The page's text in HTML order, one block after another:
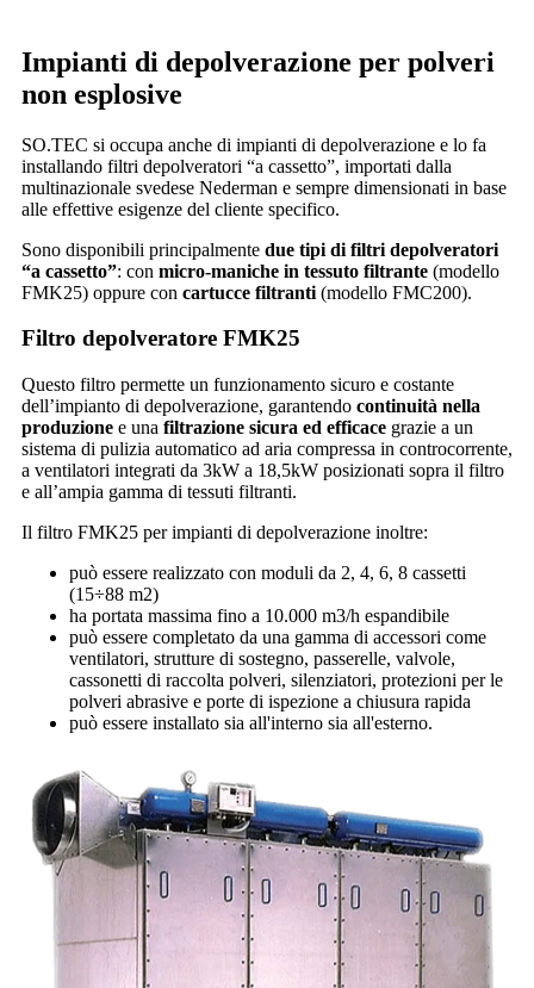
Impianti di depolverazione per polveri
non esplosive
SO.TEC si occupa anche di impianti di depolverazione e lo fa
installando filtri depolveratori “a cassetto”, importati dalla
multinazionale svedese Nederman e sempre dimensionati in base
alle effettive esigenze del cliente specifico.
Sono disponibili principalmente due tipi di filtri depolveratori
“a cassetto”: con micro-maniche in tessuto filtrante (modello
FMK25) oppure con cartucce filtranti (modello FMC200).
Filtro depolveratore FMK25
Questo filtro permette un funzionamento sicuro e costante
dell’impianto di depolverazione, garantendo continuità nella
produzione e una filtrazione sicura ed efficace grazie a un
sistema di pulizia automatico ad aria compressa in controcorrente,
a ventilatori integrati da 3kW a 18,5kW posizionati sopra il filtro
e all’ampia gamma di tessuti filtranti.
Il filtro FMK25 per impianti di depolverazione inoltre:
può essere realizzato con moduli da 2, 4, 6, 8 cassetti
(15÷88 m2)
ha portata massima fino a 10.000 m3/h espandibile
può essere completato da una gamma di accessori come
ventilatori, strutture di sostegno, passerelle, valvole,
cassonetti di raccolta polveri, silenziatori, protezioni per le
polveri abrasive e porte di ispezione a chiusura rapida
può essere installato sia all'interno sia all'esterno.